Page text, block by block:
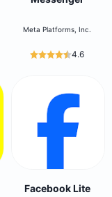
Meta Platforms, Inc.
4.6
Facebook Lite